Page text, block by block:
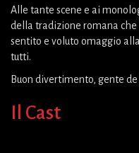
Alle tante scene e ai
della tradizione romana che
sentito e voluto omaggio
tutti.
Buon divertimento, gente
Il Cast